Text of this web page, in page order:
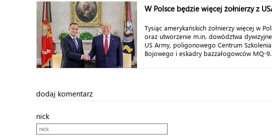
W Polsce będzie więcej żołnierzy z
Tysiąc amerykańskich żołnierzy więcej w
oraz utworzenie m.in. dowództwa
US Army, poligonowego Centrum Szkolenia
Bojowego i eskadry bazzałogowców MQ-
dodaj komentarz
nick